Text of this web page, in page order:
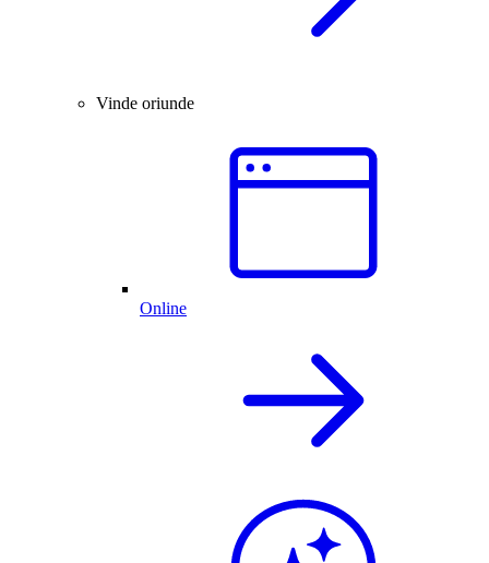
Vinde oriunde
Online